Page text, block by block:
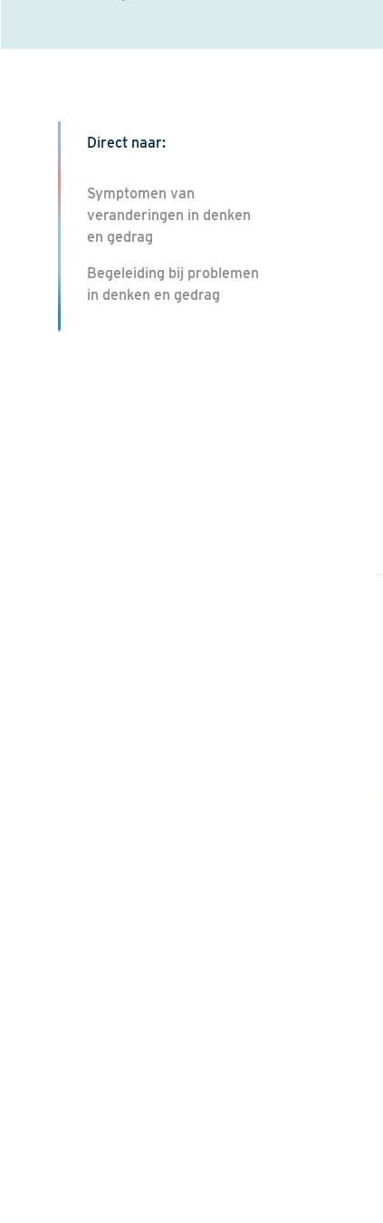
Direct naar:
Symptomen van
veranderingen in denken
en gedrag
Begeleiding bij problemen
in denken en gedrag